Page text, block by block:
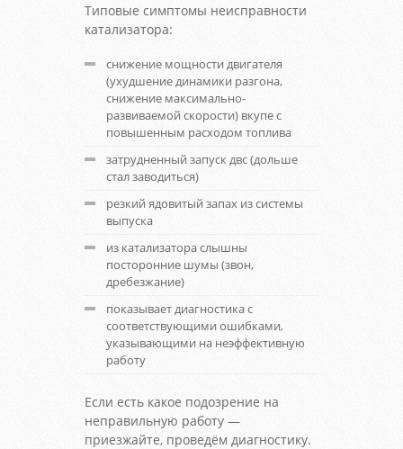
Типовые симптомы неисправности
катализатора:
снижение мощности двигателя
(ухудшение динамики разгона,
снижение максимально-
развиваемой скорости) вкупе с
повышенным расходом топлива
затрудненный запуск двс (дольше
стал заводиться)
резкий ядовитый запах из системы
выпуска
из катализатора слышны
посторонние шумы (звон,
дребезжание)
показывает диагностика с
соответствующими ошибками,
указывающими на неэффективную
работу
Если есть какое подозрение на
неправильную работу —
приезжайте, проведём диагностику.